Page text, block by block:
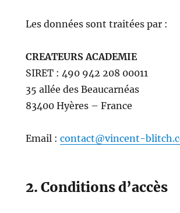
Les données sont traitées par :
CREATEURS ACADEMIE
SIRET : 490 942 208 00011
35 allée des Beaucarnéas
83400 Hyères – France
Email :contact@vincent-
2. Conditions d’accès